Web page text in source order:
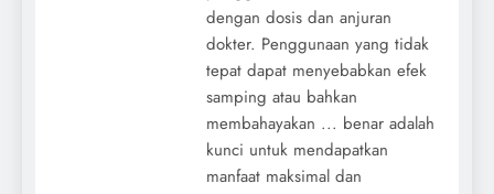
dengan dosis dan anjuran
dokter. Penggunaan yang tidak
tepat dapat menyebabkan efek
samping atau bahkan
membahayakan ... benar adalah
kunci untuk mendapatkan
manfaat maksimal dan